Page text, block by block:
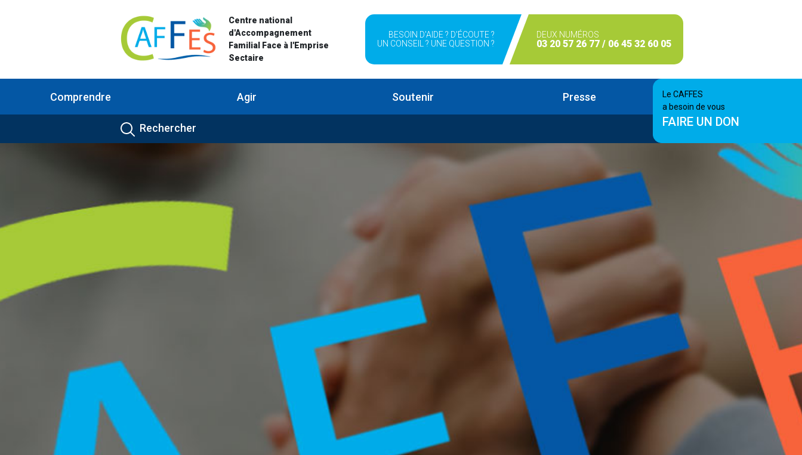
Centre national
d'Accompagnement
Familial Face à l'Emprise
Sectaire
BESOIN D'AIDE ? D'ÉCOUTE ?
UN CONSEIL ? UNE QUESTION ?
DEUX NUMÉROS
03 20 57 26 77 / 06 45 32 60 05
Comprendre Agir Soutenir Presse
Le CAFFES
a besoin de vous
FAIRE UN DON